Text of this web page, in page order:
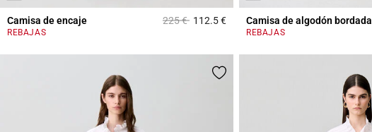
Camisa de encaje Price reduced from
225 €to112.5 €5 out of 5 Customer Rating
REBAJAS
Camisa de algodón bordada
REBAJAS